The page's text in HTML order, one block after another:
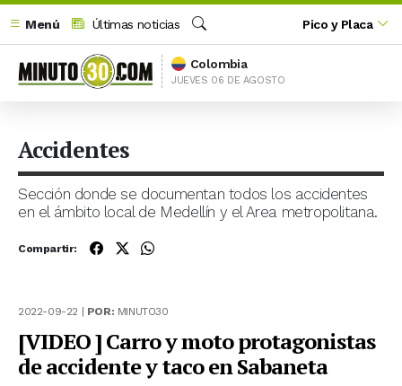
Menú
Últimas noticias
Buscar
Pico y Placa
Colombia
JUEVES 06 DE AGOSTO
Accidentes
Sección donde se documentan todos los accidentes
en el ámbito local de Medellín y el Area metropolitana.
Compartir:
2022-09-22 | POR: MINUTO30
[VIDEO ] Carro y moto protagonistas
de accidente y taco en Sabaneta